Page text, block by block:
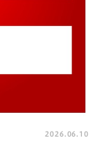
2026.06.10